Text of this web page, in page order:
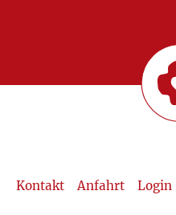
Kontakt Anfahrt Login